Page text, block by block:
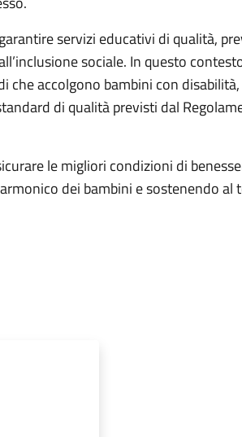
servizi educativi di qualità,
sociale. In questo
che accolgono bambini con
di qualità previsti dal
le migliori condizioni di
dei bambini e sostenendo al